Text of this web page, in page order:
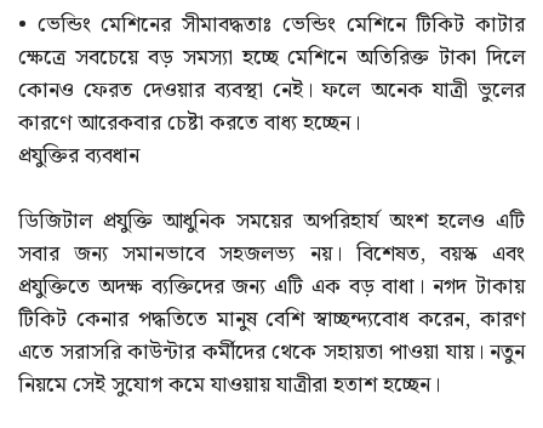
• ভেন্ডিং মেশিনের সীমাবদ্ধতাঃ ভেন্ডিং মেশিনে টিকিট কাটার
ক্ষেত্রে সবচেয়ে বড় সমস্যা হচ্ছে মেশিনে অতিরিক্ত টাকা দিলে
কোনও ফেরত দেওয়ার ব্যবস্থা নেই। ফলে অনেক যাত্রী ভুলের
কারণে আরেকবার চেষ্টা করতে বাধ্য হচ্ছেন।
প্রযুক্তির ব্যবধান
ডিজিটাল প্রযুক্তি আধুনিক সময়ের অপরিহার্য অংশ হলেও এটি
সবার জন্য সমানভাবে সহজলভ্য নয়। বিশেষত, বয়স্ক এবং
প্রযুক্তিতে অদক্ষ ব্যক্তিদের জন্য এটি এক বড় বাধা। নগদ টাকায়
টিকিট কেনার পদ্ধতিতে মানুষ বেশি স্বাচ্ছন্দ্যবোধ করেন, কারণ
এতে সরাসরি কাউন্টার কর্মীদের থেকে সহায়তা পাওয়া যায়। নতুন
নিয়মে সেই সুযোগ কমে যাওয়ায় যাত্রীরা হতাশ হচ্ছেন।